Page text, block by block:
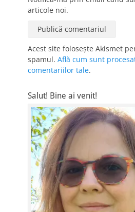
articole noi.
Acest site folosește Akismet
spamul. Află cum sunt
comentariilor tale.
Salut! Bine ai venit!